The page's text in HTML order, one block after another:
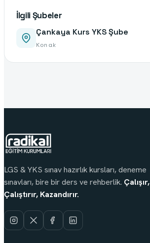
İlgili Şubeler
Çankaya Kurs YKS Şube
Konak
LGS & YKS sınav hazırlık kursları, deneme
sınavları, bire bir ders ve rehberlik. Çalışır,
Çalıştırır, Kazandırır.